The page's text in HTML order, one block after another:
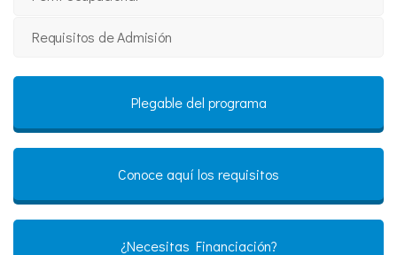
Requisitos de Admisión
Plegable del programa
Conoce aquí los requisitos
¿Necesitas Financiación?